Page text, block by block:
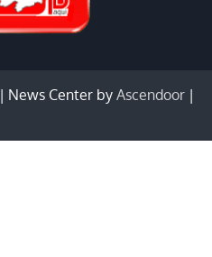
| News Center by Ascendoor |